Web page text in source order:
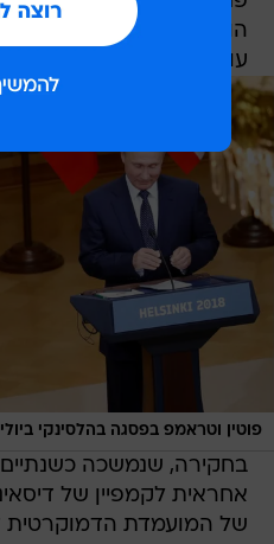
הוא התעקש כי "ההאשמות
עולות נגד רוסיה עדיין
פוטין וטראמפ בפסגה בהלסינקי
בחקירה, שנמשכה
אחראית לקמפיין של
של המועמדת הדמוקרטית